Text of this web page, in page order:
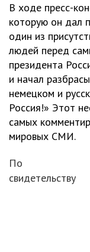
В ходе пресс-
которую он дал
один из
людей перед
президента
и начал
немецком и
Россия!» Этот
самых
мировых СМИ.
По
свидетельству